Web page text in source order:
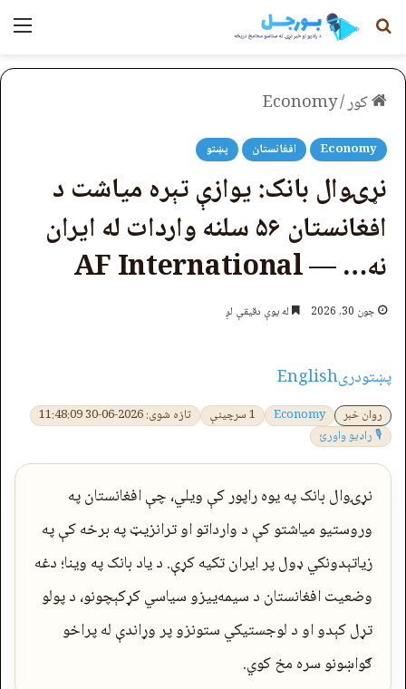
لټون
کور/
Economy
Economy افغانستان پښتو
نړۍوال بانک: یوازې تېره میاشت د
افغانستان ۵۶ سلنه واردات له ایران
نه… — AF International
جون 30, 2026 له یوې دقیقې لږ
پښتودریEnglish
روان خبر Economy 1 سرچینې
تازه شوی: 2026-06-30 11:48:09
🎙 راډیو واورئ
نړۍوال بانک په یوه راپور کې ویلي، چې افغانستان په
وروستیو میاشتو کې د وارداتو او ترانزیټ په برخه کې په
زیاتېدونکي ډول پر ایران تکیه کړې. د یاد بانک په وینا؛ دغه
وضعیت افغانستان د سیمه‌ییزو سیاسي کړکېچونو، د پولو
تړل کېدو او د لوجستیکي ستونزو پر وړاندې له پراخو
ګواښونو سره مخ کوي.